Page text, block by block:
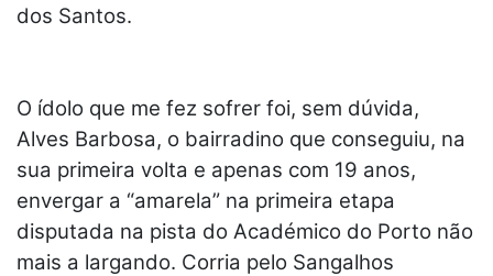
dos Santos.
O ídolo que me fez sofrer foi, sem dúvida,
Alves Barbosa, o bairradino que conseguiu, na
sua primeira volta e apenas com 19 anos,
envergar a “amarela” na primeira etapa
disputada na pista do Académico do Porto não
mais a largando. Corria pelo Sangalhos